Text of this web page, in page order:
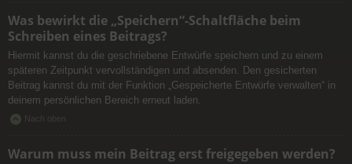
Was bewirkt die „Speichern“-Schaltfläche beim
Schreiben eines Beitrags?
Hiermit kannst du die geschriebene Entwürfe speichern und zu einem
späteren Zeitpunkt vervollständigen und absenden. Den gesicherten
Beitrag kannst du mit der Funktion „Gespeicherte Entwürfe verwalten“ in
deinem persönlichen Bereich erneut laden.
Nach oben
Warum muss mein Beitrag erst freigegeben werden?